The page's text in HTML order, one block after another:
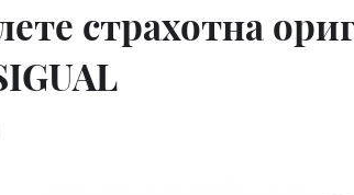
страхотна